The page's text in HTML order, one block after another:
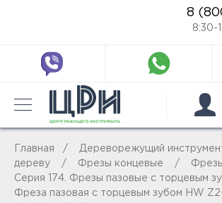
8
8:30-
Главная Дереворежущий
дереву
Фрезы концевые
Серия 174. Фрезы пазовые с торцевым
Фреза пазовая с торцевым зубом HW